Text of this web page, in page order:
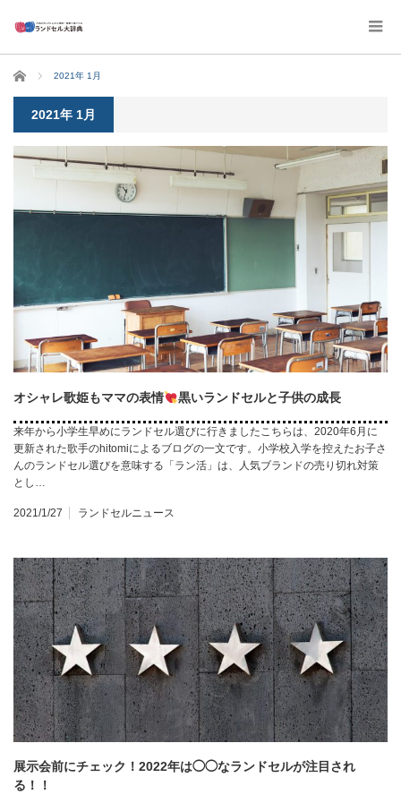
ホーム 2021年 1月
2021年 1月
オシャレ歌姫もママの表情 黒いランドセルと子供の成長
来年から小学生早めにランドセル選びに行きましたこちらは、2020年6月に
更新された歌手のhitomiによるブログの一文です。小学校入学を控えたお子さ
んのランドセル選びを意味する「ラン活」は、人気ブランドの売り切れ対策
とし…
2021/1/27 ランドセルニュース
展示会前にチェック！2022年は◯◯なランドセルが注目され
る！！